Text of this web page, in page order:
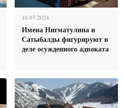
18.07.2024
Имена Нигматулина и
Сатыбалды фигурируют в
деле осужденного адвоката